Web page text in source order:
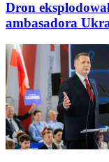
Dron
ambasadora